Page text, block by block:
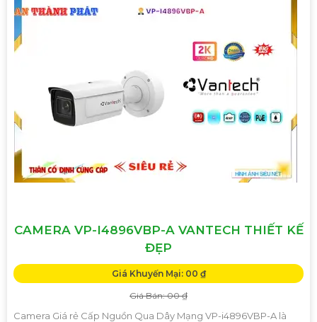
CAMERA VP-I4896VBP-A VANTECH THIẾT KẾ
ĐẸP
Giá Khuyến Mại: 00 ₫
Giá Bán: 00 ₫
Camera Giá rẻ Cấp Nguồn Qua Dây Mạng VP-i4896VBP-A là